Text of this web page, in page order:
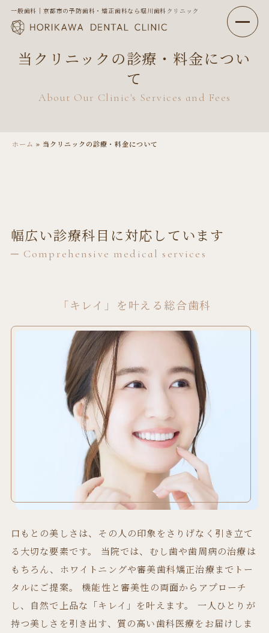
一般歯科｜京都市の予防歯科・矯正歯科なら堀川歯科クリニック
当クリニックの診療・料金につい
て
About Our Clinic's Services and Fees
ホーム » 当クリニックの診療・料金について
幅広い診療科目に対応しています
─ Comprehensive medical services
「キレイ」を叶える総合歯科
口もとの美しさは、その人の印象をさりげなく引き立て
る大切な要素です。 当院では、むし歯や歯周病の治療は
もちろん、ホワイトニングや審美歯科矯正治療までトー
タルにご提案。 機能性と審美性の両面からアプローチ
し、自然で上品な「キレイ」を叶えます。 一人ひとりが
持つ美しさを引き出す、質の高い歯科医療をお届けしま